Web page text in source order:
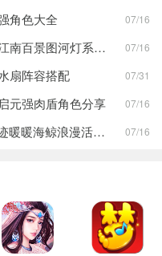
角色大全 07/16
江南百景图河灯系列建筑怎么样-江南百景图河灯系列建筑分享 07/16
扇阵容搭配 07/31
元强肉盾角色分享 07/16
奇迹暖暖海鲸浪漫活动怎么玩 奇迹暖暖海鲸浪漫活动玩法一览 07/16